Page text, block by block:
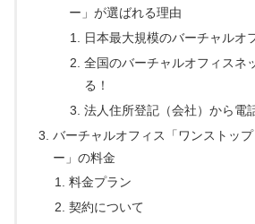
ー」が選ばれる理由
日本最大規模のバーチャルオ
全国のバーチャルオフィスネ
る！
法人住所登記（会社）から電
バーチャルオフィス「ワンストッ
ー」の料金
料金プラン
契約について